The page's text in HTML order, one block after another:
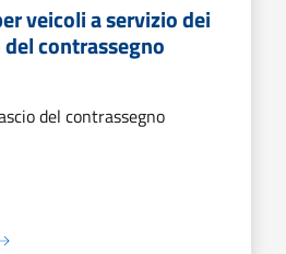
veicoli a servizio dei
contrassegno
del contrassegno